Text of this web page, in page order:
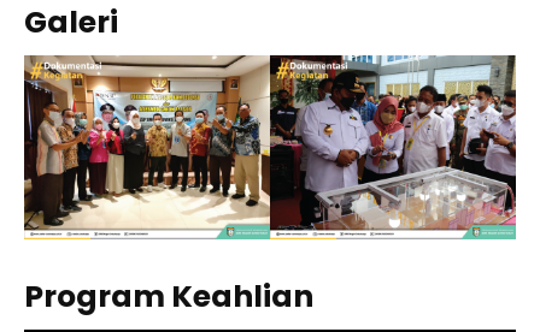
Galeri
Program Keahlian